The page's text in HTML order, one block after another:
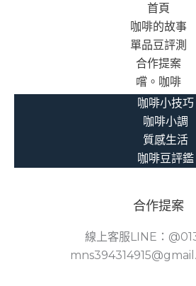
首頁
咖啡的故事
單品豆評測
合作提案
嚐。咖啡
咖啡小技巧
咖啡小調
質感生活
咖啡豆評鑑
合作提案
線上客服LINE：